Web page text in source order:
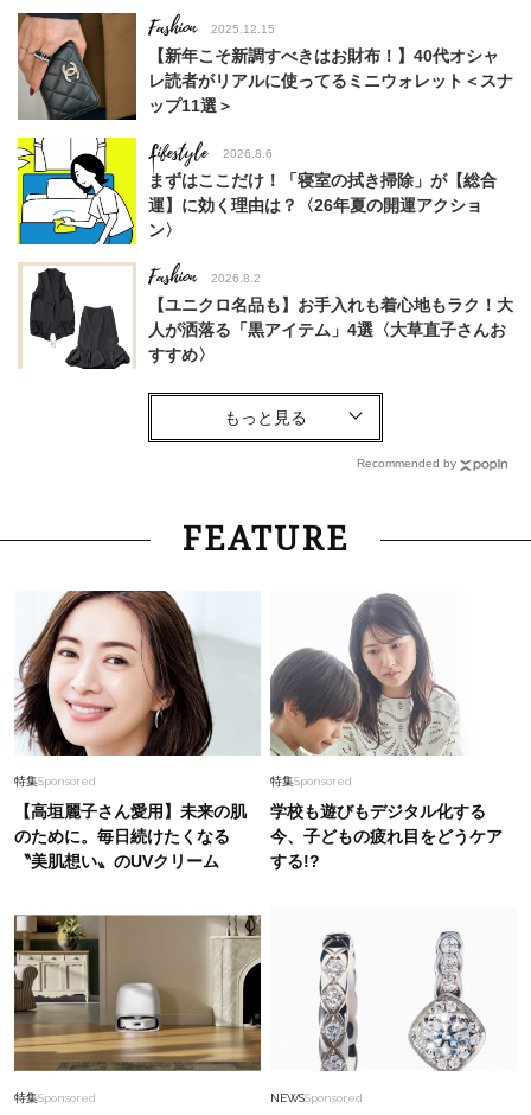
Fashion 2025.12.15
【新年こそ新調すべきはお財布！】40代オシャ
レ読者がリアルに使ってるミニウォレット＜スナ
ップ11選＞
Lifestyle 2026.8.6
まずはここだけ！「寝室の拭き掃除」が【総合
運】に効く理由は？〈26年夏の開運アクショ
ン〉
Fashion 2026.8.2
【ユニクロ名品も】お手入れも着心地もラク！大
人が洒落る「黒アイテム」4選〈大草直子さんお
すすめ〉
Fashion
40代、”移動が多い日”の最適解は【バレエシュ
ーズ】！足が痛くならず、パンツコーデのポイン
Fashion 2026.5.28
【無印良品】暑い日も1枚で洒落る！40代が頼れ
Fashion
1万円以下で手に入る！40代の真夏コーデが垢抜
ける『買い足しアイテム』8選
【40代コンサバ派】白Tシャツは「パール×ゴー
ルドアクセ」を合わせるのが正解！〈大野真理子
さん×佐藤佳菜子さん〉
二の腕出さずに着映えて涼しげ！迫りくる猛暑に
【シアーワンピ】が買い！
Lifestyle 2026.7.30
俳優・中村ゆりさん 「母を助けたい」という一
心でアイドルへ。違和感を乗り越え、人生を変え
た深夜のファミレスでの”一言”
Recommended by
FEATURE
特集Sponsored
【高垣麗子さん愛用】未来の肌
のために。毎日続けたくなる
〝美肌想い〟のUVクリーム
特集Sponsored
学校も遊びもデジタル化する
今、子どもの疲れ目をどうケア
する!?
特集Sponsored NEWSSponsored